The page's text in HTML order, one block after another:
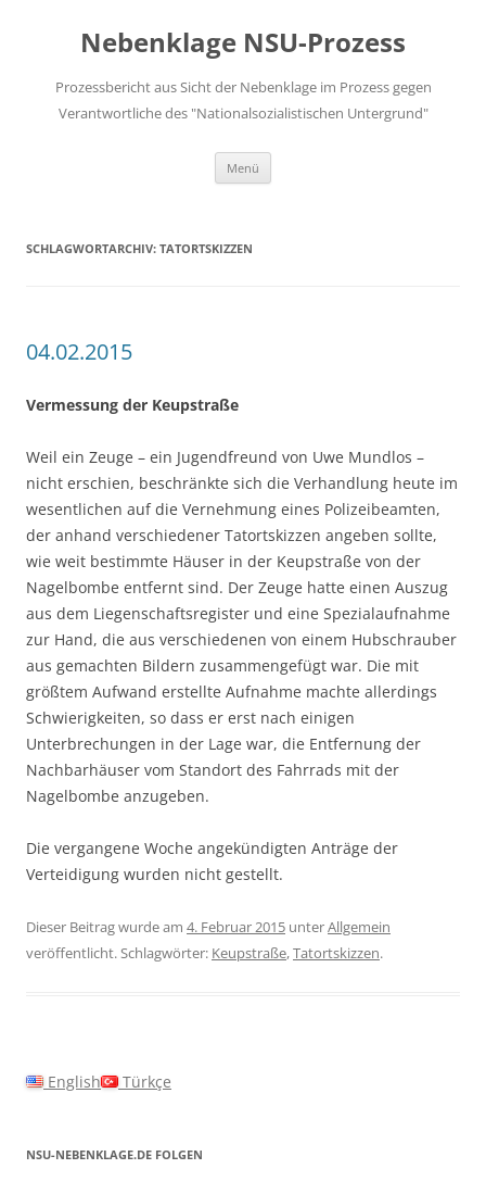
springenNebenklage NSU-Prozess
Prozessbericht aus Sicht der Nebenklage im Prozess gegen
Verantwortliche des "Nationalsozialistischen Untergrund"
Menü
SCHLAGWORTARCHIV: TATORTSKIZZEN
04.02.2015
Vermessung der Keupstraße
Weil ein Zeuge – ein Jugendfreund von Uwe Mundlos –
nicht erschien, beschränkte sich die Verhandlung heute im
wesentlichen auf die Vernehmung eines Polizeibeamten,
der anhand verschiedener Tatortskizzen angeben sollte,
wie weit bestimmte Häuser in der Keupstraße von der
Nagelbombe entfernt sind. Der Zeuge hatte einen Auszug
aus dem Liegenschaftsregister und eine Spezialaufnahme
zur Hand, die aus verschiedenen von einem Hubschrauber
aus gemachten Bildern zusammengefügt war. Die mit
größtem Aufwand erstellte Aufnahme machte allerdings
Schwierigkeiten, so dass er erst nach einigen
Unterbrechungen in der Lage war, die Entfernung der
Nachbarhäuser vom Standort des Fahrrads mit der
Nagelbombe anzugeben.
Die vergangene Woche angekündigten Anträge der
Verteidigung wurden nicht gestellt.
Dieser Beitrag wurde am 4. Februar 2015 unterAllgemein
veröffentlicht. Schlagwörter: Keupstraße,Tatortskizzen.
English Türkçe
NSU-NEBENKLAGE.DE FOLGEN